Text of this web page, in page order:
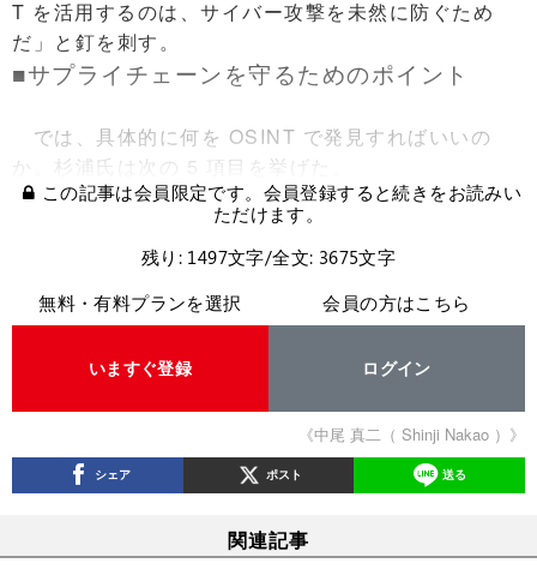
T を活用するのは、サイバー攻撃を未然に防ぐため
だ」と釘を刺す。
■サプライチェーンを守るためのポイント
では、具体的に何を OSINT で発見すればいいの
か。杉浦氏は次の 5 項目を挙げた。
この記事は会員限定です。会員登録すると続きをお読みい
ただけます。
残り: 1497文字/全文: 3675文字
無料・有料プランを選択
いますぐ登録
会員の方はこちら
ログイン
《中尾 真二（ Shinji Nakao ）》
シェア ポスト 送る
関連記事